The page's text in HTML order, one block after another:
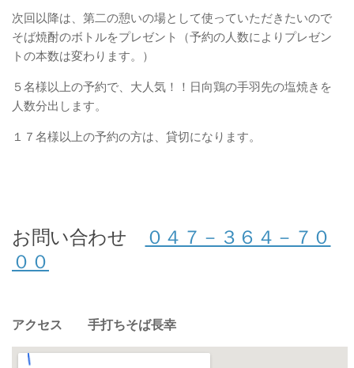
次回以降は、第二の憩いの場として使っていただきたいので
そば焼酎のボトルをプレゼント（予約の人数によりプレゼン
トの本数は変わります。）
５名様以上の予約で、大人気！！日向鶏の手羽先の塩焼きを
人数分出します。
１７名様以上の予約の方は、貸切になります。
お問い合わせ
０４７－３６４－７０
００
アクセス 手打ちそば長幸